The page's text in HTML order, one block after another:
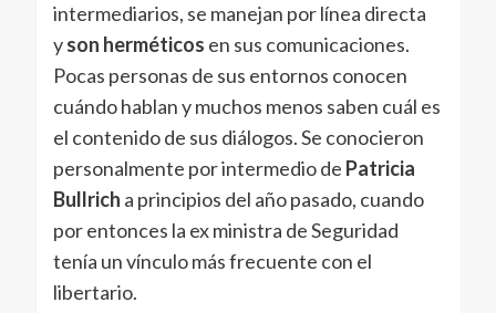
intermediarios, se manejan por línea directa
yson herméticos en sus comunicaciones.
Pocas personas de sus entornos conocen
cuándo hablan y muchos menos saben cuál es
el contenido de sus diálogos. Se conocieron
personalmente por intermedio de Patricia
Bullrich a principios del año pasado, cuando
por entonces la ex ministra de Seguridad
tenía un vínculo más frecuente con el
libertario.